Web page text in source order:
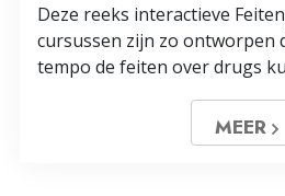
Deze reeks interactieve
cursussen zijn zo ontworpen
tempo de feiten over drugs
MEER